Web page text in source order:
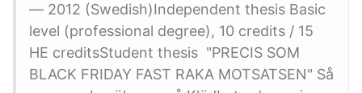
— 2012 (Swedish)Independent thesis Basic
level (professional degree), 10 credits / 15
HE creditsStudent thesis "PRECIS SOM
BLACK FRIDAY FAST RAKA MOTSATSEN" Så